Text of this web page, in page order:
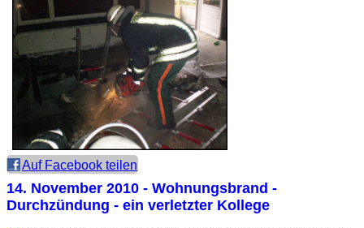
Auf Facebook teilen
14. November 2010 - Wohnungsbrand -
Durchzündung - ein verletzter Kollege